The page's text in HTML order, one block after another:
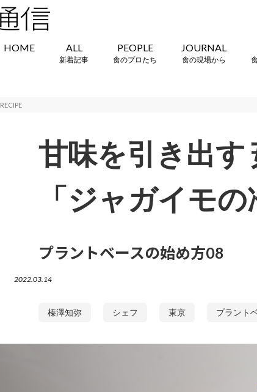
HOME ALL
新着記事
PEOPLE
食のプロたち
JOURNAL
食の現場から
RECIPE
甘味を引き出す
「ジャガイモの
プラントベースの始め方08
2022.03.14
榛澤知弥 シェフ 東京 プラント